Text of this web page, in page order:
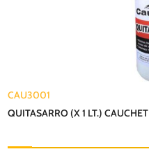
CAU3001
QUITASARRO (X 1 LT.) CAUCHET